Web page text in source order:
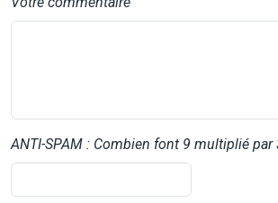
ANTI-SPAM : Combien font 9 multiplié par